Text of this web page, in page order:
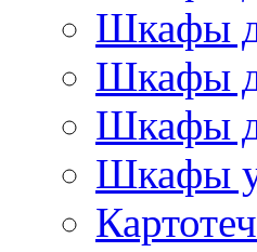
Шкафы
Шкафы
Шкафы
Шкафы